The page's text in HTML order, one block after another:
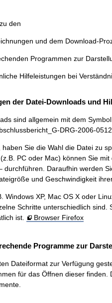
den
und dem Download-
Programmen zur
Hilfeleistungen bei
der Datei-Downloads und
sind allgemein mit dem
DRG-2006-
Sie die Wahl die Datei zu
PC oder Mac) können Sie
durchführen. Daraufhin
und Geschwindigkeit
Windows XP, Mac OS X oder
Schritte unterschiedlich
ist.
Browser Firefox
Programme zur
Dateiformat zur Verfügung
für das Öffnen dieser